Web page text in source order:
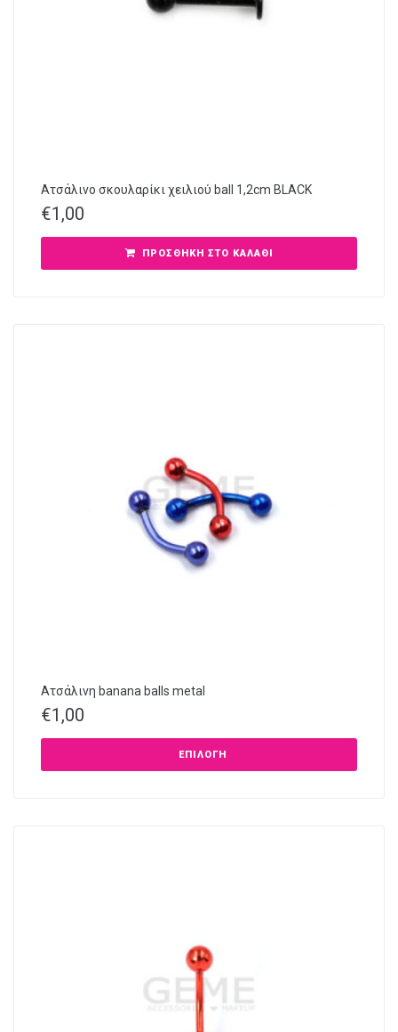
Ατσάλινο σκουλαρίκι χειλιού ball 1,2cm BLACK
€1,00
ΠΡΟΣΘΉΚΗ ΣΤΟ ΚΑΛΆΘΙ
Ατσάλινη banana balls metal
€1,00
ΕΠΙΛΟΓΉ